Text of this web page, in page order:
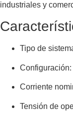
industriales y
Tipo de
Configuración:
Corriente
Tensión de